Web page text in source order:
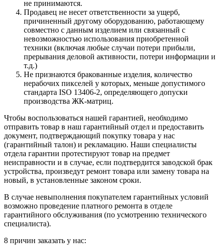
не принимаются.
Продавец не несет ответственности за ущерб,
причиненный другому оборудованию, работающему
совместно с данным изделием или связанный с
невозможностью использования приобретенной
техники (включая любые случаи потери прибыли,
прерывания деловой активности, потери информации и
т.д.)
Не признаются бракованные изделия, количество
нерабочих пикселей у которых, меньше допустимого
стандарта ISO 13406-2, определяющего допуски
производства ЖК-матриц.
Чтобы воспользоваться нашей гарантией, необходимо
отправить товар в наш гарантийный отдел и предоставить
документ, подтверждающий покупку товара у нас
(гарантийный талон) и рекламацию. Наши специалисты
отдела гарантии протестируют товар на предмет
неисправности и в случае, если подтвердится заводской брак
устройства, произведут ремонт товара или замену товара на
новый, в установленные законом сроки.
В случае невыполнения покупателем гарантийных условий
возможно проведение платного ремонта в отделе
гарантийного обслуживания (по усмотрению технического
специалиста).
8 причин заказать у нас: